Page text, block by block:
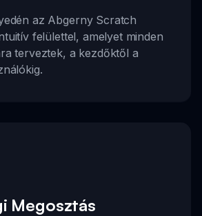
az Abgerny Scratch
felülettel, amelyet minden
terveztek, a kezdőktől a
Megosztás